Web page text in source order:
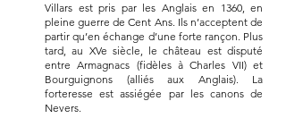
Villars est pris par les Anglais en 1360, en
pleine guerre de Cent Ans. Ils n’acceptent de
partir qu’en échange d’une forte rançon. Plus
tard, au XVe siècle, le château est disputé
entre Armagnacs (fidèles à Charles VII) et
Bourguignons (alliés aux Anglais). La
forteresse est assiégée par les canons de
Nevers.